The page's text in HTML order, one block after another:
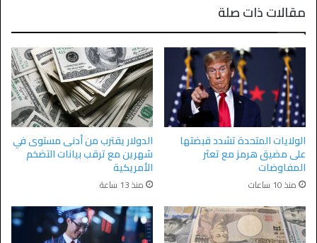
مقالات ذات صلة
الولايات المتحدة تشدد قبضتها
على مضيق هرمز مع تعثر
المفاوضات
منذ 10 ساعات
الدولار يقترب من أدنى مستوى في
شهرين مع ترقب بيانات التضخم
الأمريكية
منذ 13 ساعة